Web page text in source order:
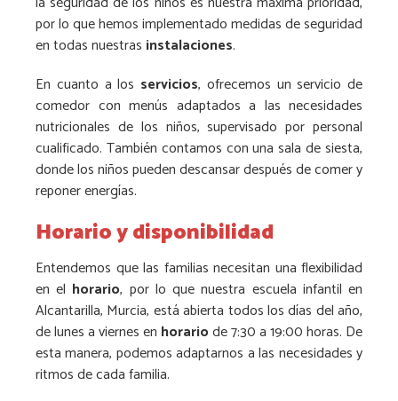
por lo que hemos implementado medidas de seguridad
en todas nuestras instalaciones.
En cuanto a los servicios, ofrecemos un servicio de
comedor con menús adaptados a las necesidades
nutricionales de los niños, supervisado por personal
cualificado. También contamos con una sala de siesta,
donde los niños pueden descansar después de comer y
reponer energías.
Horario y disponibilidad
Entendemos que las familias necesitan una flexibilidad
en el horario, por lo que nuestra escuela infantil en
Alcantarilla, Murcia, está abierta todos los días del año,
de lunes a viernes en horariode 7:30 a 19:00 horas. De
esta manera, podemos adaptarnos a las necesidades y
ritmos de cada familia.